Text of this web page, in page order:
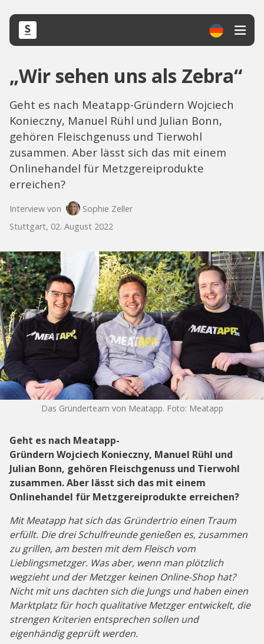
„Wir sehen uns als Zebra“
Geht es nach Meatapp-Gründern Wojciech
Konieczny, Manuel Rühl und Julian Bonn,
gehören Fleischgenuss und Tierwohl
zusammen. Aber lässt sich das mit einem
Onlinehandel für Metzgereiprodukte
erreichen?
Interview von
Sophie Zeller
Stuttgart, 02. August 2022
Das Gründerteam von Meatapp. Foto: Meatapp
Geht es nach Meatapp-
Gründern Wojciech Konieczny, Manuel Rühl und
Julian Bonn, gehören Fleischgenuss und Tierwohl
zusammen. Aber lässt sich das mit einem
Onlinehandel für Metzgereiprodukte erreichen?
Mit Meatapp hat sich das Gründertrio einen Traum
erfüllt. Die drei Schulfreunde genießen es, zusammen
zu grillen, am besten mit dem Fleisch vom
Lieblingsmetzger. Was aber, wenn man plötzlich
wegzieht und der Metzger keinen Online-Shop hat?
Nicht mit uns dachten sich die Jungs und haben einen
Marktplatz für hoch qualitative Metzger entwickelt, die
strengen Kriterien entsprechen sollen und
eigenhändig geprüft werden.